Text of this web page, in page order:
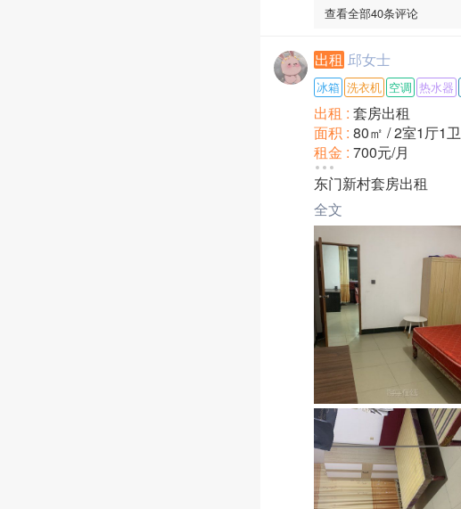
查看全部40条评论
出租 邱女士
冰箱 洗衣机 空调 热水器
出租 : 套房出租
面积 : 80㎡ / 2室1厅1卫
租金 : 700元/月
小区 :
东门新村
装修 :普通装修
朝向 :
楼层 :4楼/共6层
方式 :整租
押金 :付一押一
地区 :将乐 古镛镇
东门新村套房出租
全文